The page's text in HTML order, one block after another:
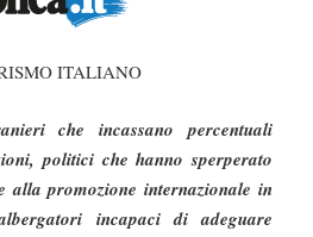
ITALIANO
che incassano percentuali
politici che hanno sperperato
alla promozione internazionale in
incapaci di adeguare